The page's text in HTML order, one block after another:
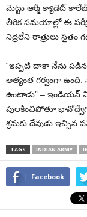
మెట్టు ఆర్మీ క్యాడెట్
తీరిక సమయాల్లో ఈ
నిద్రలేని రాత్రులు సైతం
“ఇప్పటి దాకా నేను
అత్యంత గర్వంగా ఉంది.
ఉంటాడు” – ఇండియన్
పులకించిపోతూ
శ్రమకు దేవుడు ఇచ్చిన
TAGS INDIAN ARMY
Facebook